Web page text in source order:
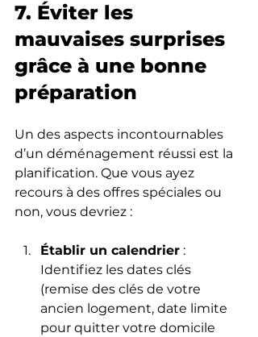
7. Éviter les
mauvaises surprises
grâce à une bonne
préparation
Un des aspects incontournables
d’un déménagement réussi est la
planification. Que vous ayez
recours à des offres spéciales ou
non, vous devriez :
Établir un calendrier :
Identifiez les dates clés
(remise des clés de votre
ancien logement, date limite
pour quitter votre domicile